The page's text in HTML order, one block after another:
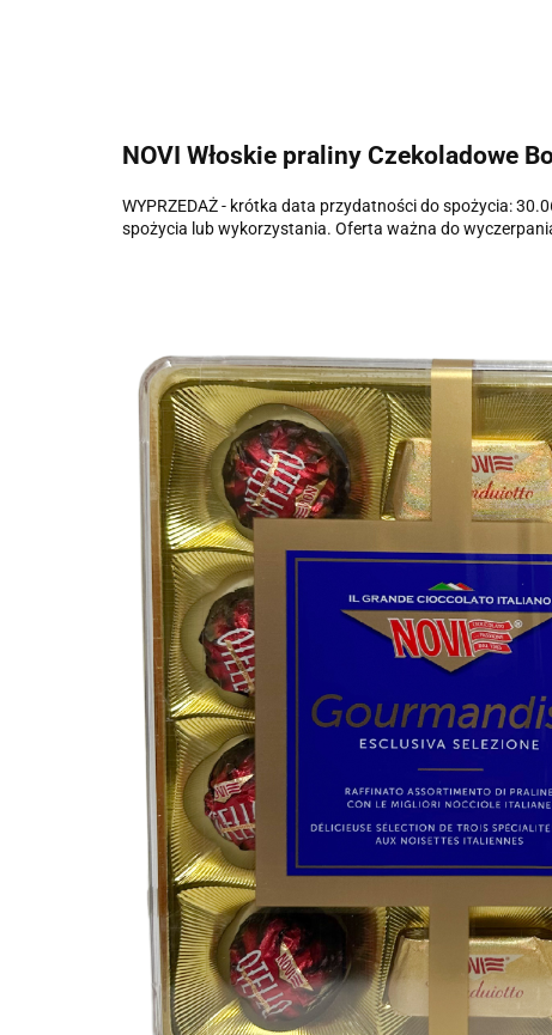
NOVI Włoskie praliny Czekoladowe
WYPRZEDAŻ - krótka data przydatności do spożycia:
spożycia lub wykorzystania. Oferta ważna do